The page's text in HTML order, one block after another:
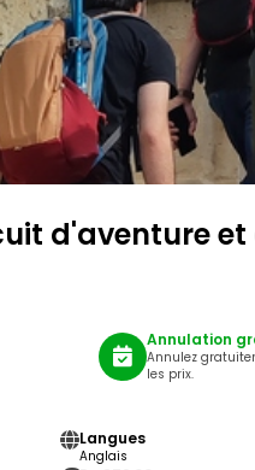
d'aventure
Langues
Anglais
Annulation
Annulez
les prix.